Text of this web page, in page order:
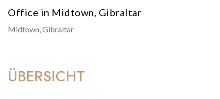
Office in Midtown, Gibraltar
Midtown,Gibraltar
ÜBERSICHT